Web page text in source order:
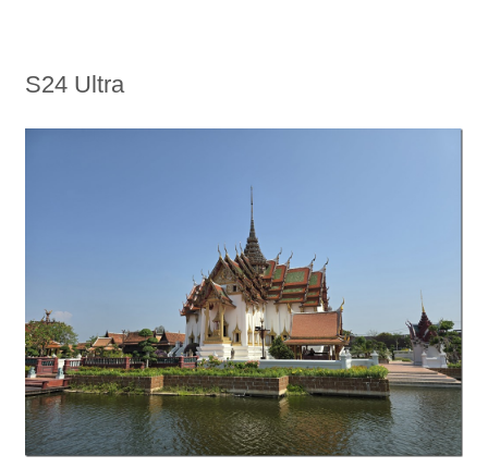
S24 Ultra